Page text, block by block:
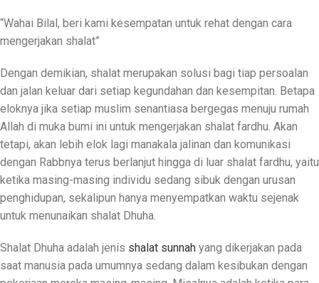
“Wahai Bilal, beri kami kesempatan untuk rehat dengan cara
mengerjakan shalat”
Dengan demikian, shalat merupakan solusi bagi tiap persoalan
dan jalan keluar dari setiap kegundahan dan kesempitan. Betapa
eloknya jika setiap muslim senantiasa bergegas menuju rumah
Allah di muka bumi ini untuk mengerjakan shalat fardhu. Akan
tetapi, akan lebih elok lagi manakala jalinan dan komunikasi
dengan Rabbnya terus berlanjut hingga di luar shalat fardhu, yaitu
ketika masing-masing individu sedang sibuk dengan urusan
penghidupan, sekalipun hanya menyempatkan waktu sejenak
untuk menunaikan shalat Dhuha.
Shalat Dhuha adalah jenis shalat sunnah yang dikerjakan pada
saat manusia pada umumnya sedang dalam kesibukan dengan